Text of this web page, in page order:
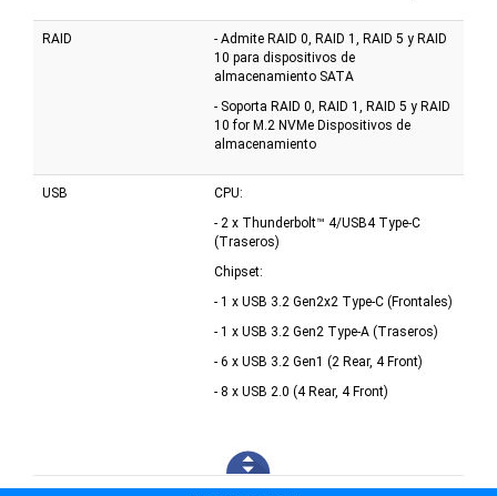
RAID
- Admite RAID 0, RAID 1, RAID 5 y RAID
10 para dispositivos de
almacenamiento SATA
- Soporta RAID 0, RAID 1, RAID 5 y RAID
10 for M.2 NVMe Dispositivos de
almacenamiento
USB
CPU:
- 2 x Thunderbolt™ 4/USB4 Type-C
(Traseros)
Chipset:
- 1 x USB 3.2 Gen2x2 Type-C (Frontales)
- 1 x USB 3.2 Gen2 Type-A (Traseros)
- 6 x USB 3.2 Gen1 (2 Rear, 4 Front)
- 8 x USB 2.0 (4 Rear, 4 Front)